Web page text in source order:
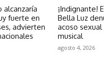
alcanzaría
fuerte en
advierten
¡Indignante!
Bella Luz
acoso
musical
agosto 4, 2026